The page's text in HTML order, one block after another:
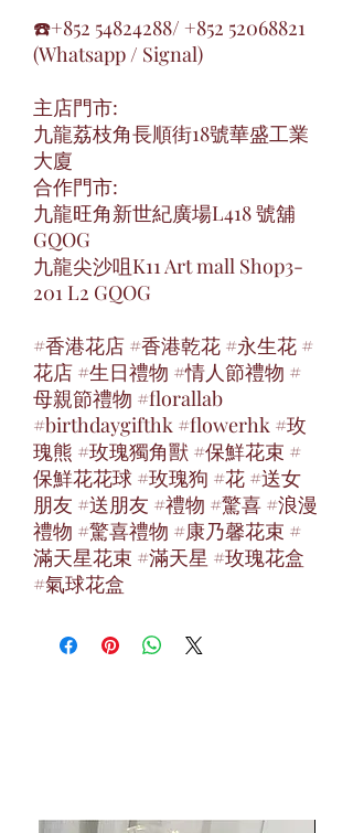
☎️+852 54824288/ +852 52068821
(Whatsapp / Signal)
主店門市:
九龍荔枝角長順街18號華盛工業
大廈
合作門市:
九龍旺角新世紀廣場L418 號舖
GQOG
九龍尖沙咀K11 Art mall Shop3-
201 L2 GQOG
#香港花店 #香港乾花 #永生花 #
花店 #生日禮物 #情人節禮物 #
母親節禮物 #florallab
#birthdaygifthk #flowerhk #玫
瑰熊 #玫瑰獨角獸 #保鮮花束 #
保鮮花花球 #玫瑰狗 #花 #送女
朋友 #送朋友 #禮物 #驚喜 #浪漫
禮物 #驚喜禮物 #康乃馨花束 #
滿天星花束 #滿天星 #玫瑰花盒
#氣球花盒